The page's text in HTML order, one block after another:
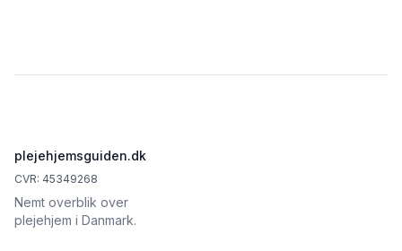
plejehjemsguiden.dk
CVR: 45349268
Nemt overblik over
plejehjem i Danmark.